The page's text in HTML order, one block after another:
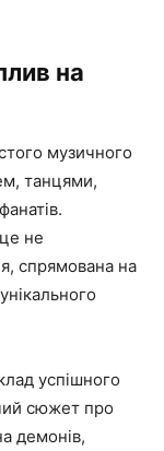
на
музичного
танцями,
не
спрямована на
успішного
сюжет про
демонів,